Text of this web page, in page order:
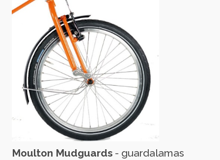
Moulton Mudguards - guardalamas